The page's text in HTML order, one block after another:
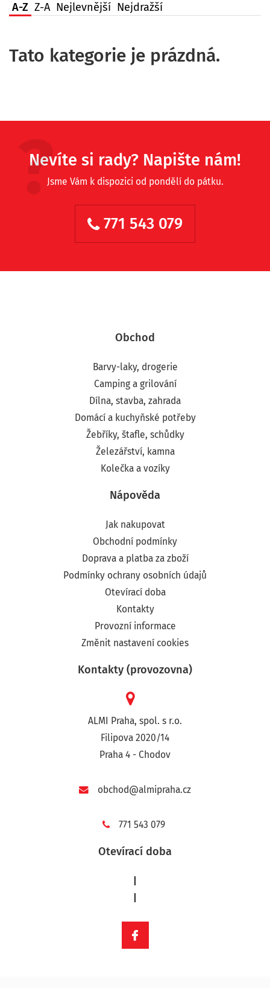
A-Z Z-A Nejlevnější Nejdražší
Tato kategorie je prázdná.
Nevíte si rady? Napište nám!
Jsme Vám k dispozici od pondělí do pátku.
771 543 079
Obchod
Barvy-laky, drogerie
Camping a grilování
Dílna, stavba, zahrada
Domácí a kuchyňské potřeby
Žebříky, štafle, schůdky
Železářství, kamna
Kolečka a vozíky
Nápověda
Jak nakupovat
Obchodní podmínky
Doprava a platba za zboží
Podmínky ochrany osobních údajů
Otevírací doba
Kontakty
Provozní informace
Změnit nastavení cookies
Kontakty (provozovna)
ALMI Praha, spol. s r.o.
Filipova 2020/14
Praha 4 - Chodov
obchod@almipraha.cz
771 543 079
Otevírací doba